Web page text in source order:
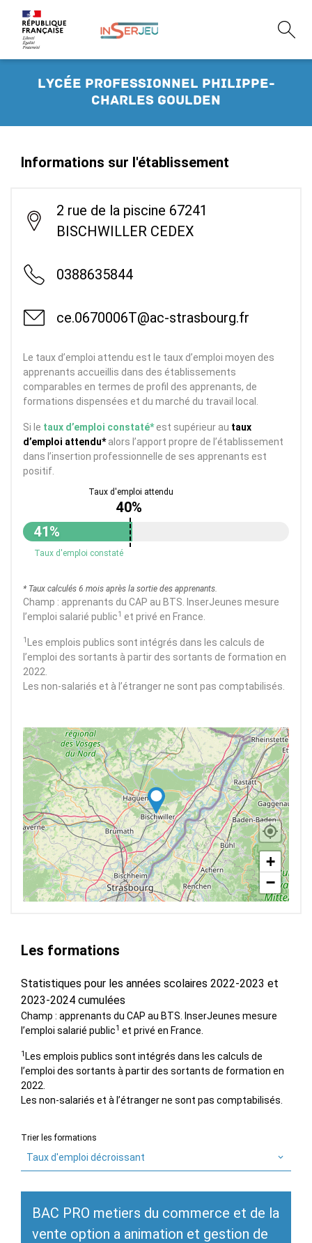
Lycée professionnel Philippe-
Charles Goulden
Informations sur l'établissement
2 rue de la piscine 67241
BISCHWILLER CEDEX
0388635844
ce.0670006T@ac-strasbourg.fr
Le taux d’emploi attendu est le taux d’emploi moyen des
apprenants accueillis dans des établissements
comparables en termes de profil des apprenants, de
formations dispensées et du marché du travail local.
Si le taux d’emploi constaté*est supérieur au taux
d’emploi attendu*alors l’apport propre de l’établissement
dans l’insertion professionnelle de ses apprenants est
positif.
40%
41%
Taux d'emploi constaté
* Taux calculés 6 mois après la sortie des apprenants.
Champ : apprenants du CAP au BTS. InserJeunes mesure
l’emploi salarié public1 et privé en France.
1
Les emplois publics sont intégrés dans les calculs de
l’emploi des sortants à partir des sortants de formation en
2022.
Les non-salariés et à l’étranger ne sont pas comptabilisés.
+
−
Les formations
Statistiques pour les années scolaires 2022-2023 et
2023-2024 cumulées
Champ : apprenants du CAP au BTS. InserJeunes mesure
l’emploi salarié public1 et privé en France.
1 Les emplois publics sont intégrés dans les calculs de
l’emploi des sortants à partir des sortants de formation en
2022.
Les non-salariés et à l’étranger ne sont pas comptabilisés.
Trier les formations
Taux d'emploi décroissant
BAC PRO metiers du commerce et de la
vente option a animation et gestion de